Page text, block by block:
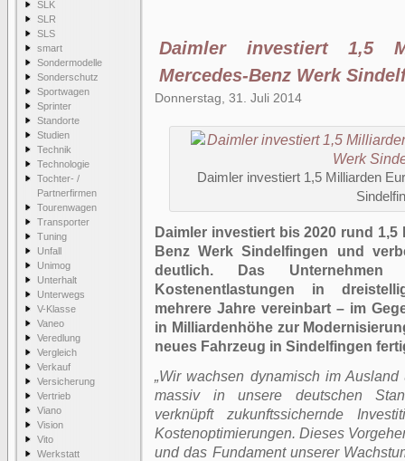
SLK
SLR
SLS
smart
Sondermodelle
Sonderschutz
Sportwagen
Sprinter
Standorte
Studien
Technik
Technologie
Tochter- /
Partnerfirmen
Tourenwagen
Transporter
Tuning
Unfall
Unimog
Unterhalt
Unterwegs
V-Klasse
Vaneo
Veredlung
Vergleich
Verkauf
Versicherung
Vertrieb
Viano
Vision
Vito
Werkstatt
Daimler investiert 1,5
Mercedes-Benz Werk
Donnerstag, 31. Juli 2014
Daimler investiert 1,5 Milliarden
Daimler investiert bis 2020 rund
Benz Werk Sindelfingen und
deutlich. Das
Kostenentlastungen in
mehrere Jahre vereinbart – im
in Milliardenhöhe zur
neues Fahrzeug in Sindelfingen
„Wir wachsen dynamisch im
massiv in unsere deutschen
verknüpft zukunftssichernde
Kostenoptimierungen. Dieses
und das Fundament unserer